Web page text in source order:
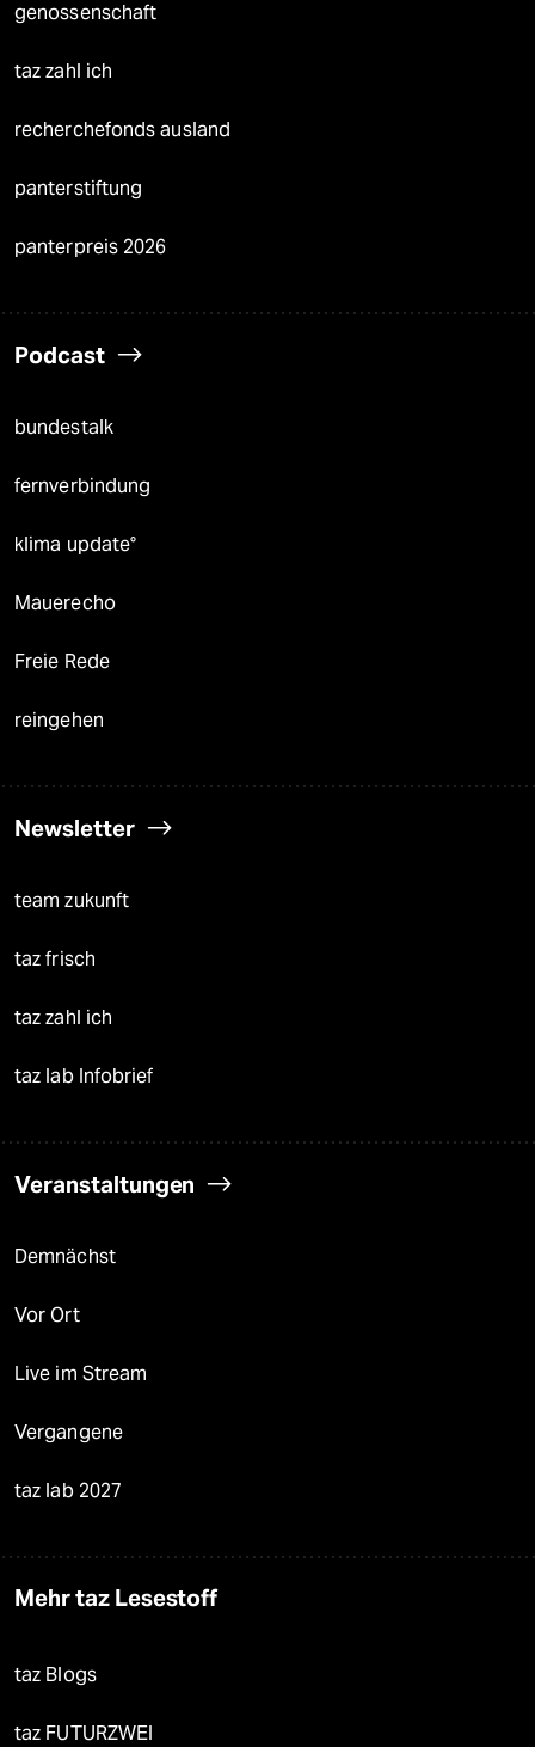
genossenschaft
taz zahl ich
recherchefonds ausland
panterstiftung
panterpreis 2026
Podcast
bundestalk
fernverbindung
klima update°
Mauerecho
Freie Rede
reingehen
Newsletter
team zukunft
taz frisch
taz zahl ich
taz lab Infobrief
Veranstaltungen
Demnächst
Vor Ort
Live im Stream
Vergangene
taz lab 2027
Mehr taz Lesestoff
taz Blogs
taz FUTURZWEI